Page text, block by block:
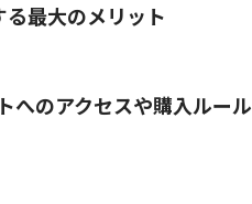
最大のメリット
へのアクセスや購入ルール